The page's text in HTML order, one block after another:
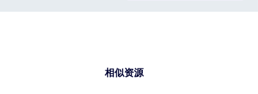
相似资源